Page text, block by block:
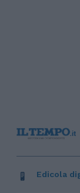
Edicola